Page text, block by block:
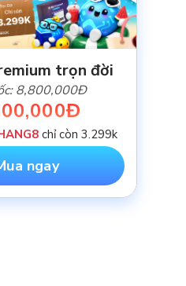
trọn đời
8,800,000Đ
chỉ còn 3.299k
ngay